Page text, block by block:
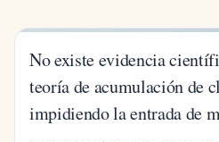
No existe evidencia
teoría de acumulación de
impidiendo la entrada de